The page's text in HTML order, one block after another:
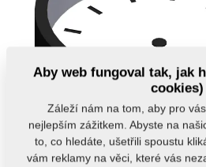
stroje
stažení
Aby web fungoval tak, jak
cookies)
Záleží nám na tom, aby pro
nejlepším zážitkem. Abyste na
to, co hledáte, ušetřili spoustu
vám reklamy na věci, které vás